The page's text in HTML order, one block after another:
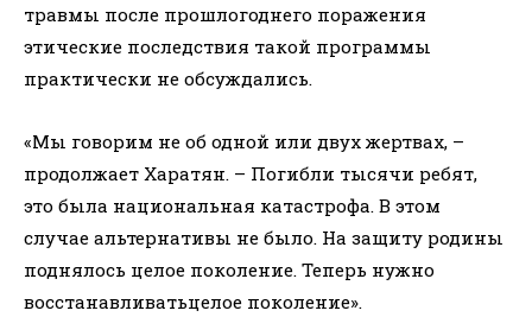
травмы после прошлогоднего поражения
этические последствия такой программы
практически не обсуждались.
«Мы говорим не об одной или двух жертвах, –
продолжает Харатян. – Погибли тысячи ребят,
это была национальная катастрофа. В этом
случае альтернативы не было. На защиту родины
поднялось целое поколение. Теперь нужно
восстанавливатьцелое поколение».